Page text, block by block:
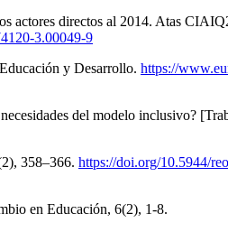
actores directos al 2014. Atas
3.00049-9
y Desarrollo. https://
del modelo inclusivo?
358–366. https://doi.org/10.5944/
en Educación, 6(2), 1-8.